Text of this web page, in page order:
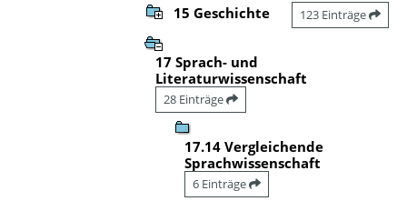
15 Geschichte 123 Einträge
17 Sprach- und
Literaturwissenschaft
28 Einträge
17.14 Vergleichende
Sprachwissenschaft
6 Einträge